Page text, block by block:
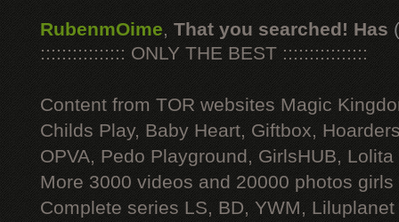
RubenmOime, That you searched! Has
:::::::::::::::: ONLY THE BEST ::::::::::::::::
Content from TOR websites Magic
Childs Play, Baby Heart, Giftbox,
OPVA, Pedo Playground, GirlsHUB, Lolita
More 3000 videos and 20000 photos
Complete series LS, BD, YWM, Liluplanet